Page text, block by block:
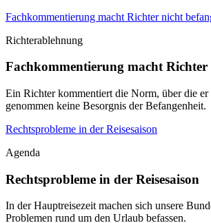
Fachkommentierung macht Richter nicht
Richterablehnung
Fachkommentierung macht Richter
Ein Richter kommentiert die Norm, über die
genommen keine Besorgnis der Befangenheit.
Rechtsprobleme in der Reisesaison
Agenda
Rechtsprobleme in der Reisesaison
In der Hauptreisezeit machen sich unsere
Problemen rund um den Urlaub befassen.